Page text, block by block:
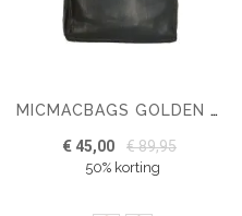
MICMACBAGS GOLDEN GATE SHOPPER
€ 45,00 € 89,95
50% korting